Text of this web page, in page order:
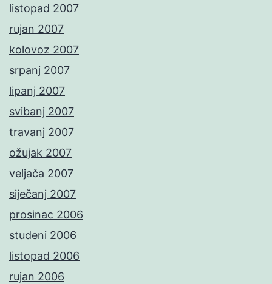
listopad 2007
rujan 2007
kolovoz 2007
srpanj 2007
lipanj 2007
svibanj 2007
travanj 2007
ožujak 2007
veljača 2007
siječanj 2007
prosinac 2006
studeni 2006
listopad 2006
rujan 2006